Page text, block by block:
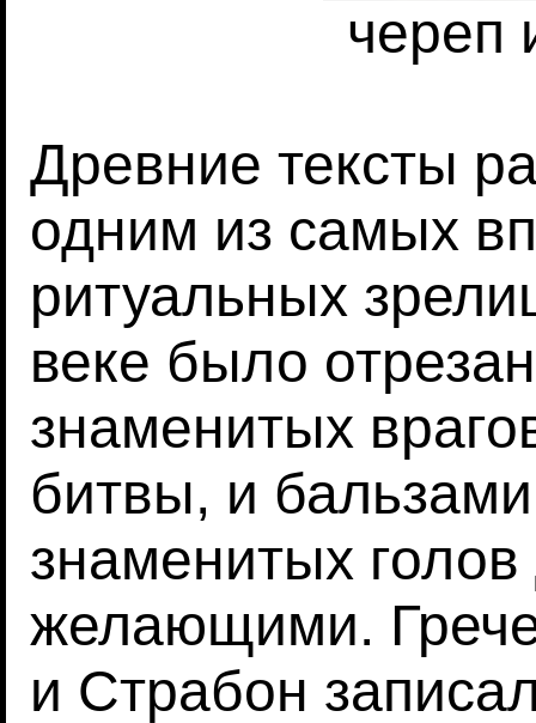
череп
Древние тексты
одним из самых
ритуальных
веке было
знаменитых
битвы, и
знаменитых
желающими.
и Страбон